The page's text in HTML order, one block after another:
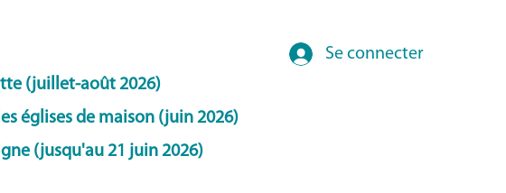
(juillet-août 2026)
églises de maison (juin 2026)
(jusqu'au 21 juin 2026)
Se connecter